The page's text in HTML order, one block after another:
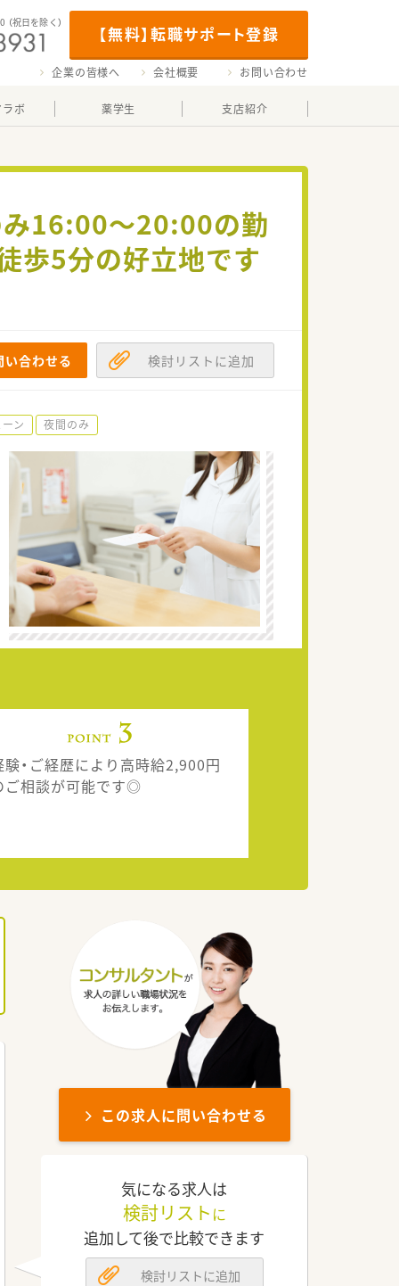
【無料】転職サポート登録
（祝日を除く）
企業の皆様へ 会社概要 お問い合わせ
ボ 薬学生 支店紹介
み16:00～20:00の勤
歩5分の好立地です
い合わせる 検討リストに追加
ン 夜間のみ
験・ご経歴により高時給2,900円
ご相談が可能です◎
この求人に問い合わせる
気になる求人は
検討リスト に
追加して後で比較できます
検討リストに追加